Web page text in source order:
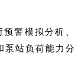
警模拟分析、
泵站负荷能力分